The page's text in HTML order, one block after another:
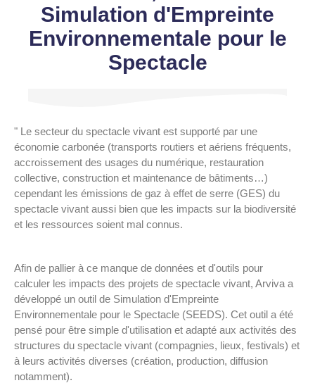
Simulation d'Empreinte
Environnementale pour le
Spectacle
" Le secteur du spectacle vivant est supporté par une
économie carbonée (transports routiers et aériens fréquents,
accroissement des usages du numérique, restauration
collective, construction et maintenance de bâtiments…)
cependant les émissions de gaz à effet de serre (GES) du
spectacle vivant aussi bien que les impacts sur la biodiversité
et les ressources soient mal connus.
Afin de pallier à ce manque de données et d'outils pour
calculer les impacts des projets de spectacle vivant, Arviva a
développé un outil de Simulation d'Empreinte
Environnementale pour le Spectacle (SEEDS). Cet outil a été
pensé pour être simple d'utilisation et adapté aux activités des
structures du spectacle vivant (compagnies, lieux, festivals) et
à leurs activités diverses (création, production, diffusion
notamment).